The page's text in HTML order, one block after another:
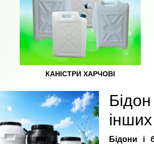
КАНІСТРИ ХАРЧОВІ
Бідони і